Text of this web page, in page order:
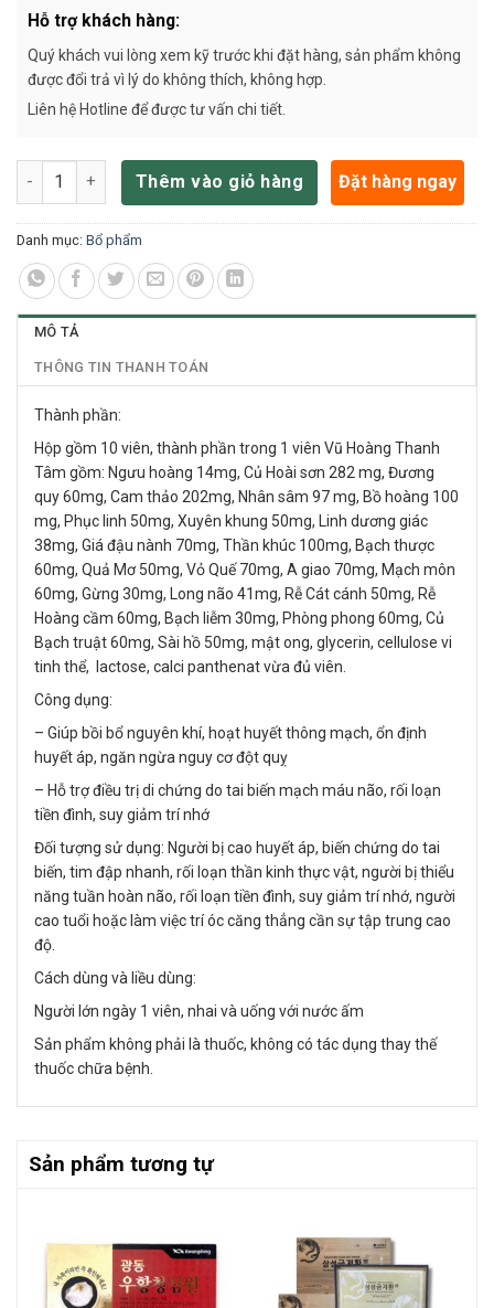
Hỗ trợ khách hàng:
Quý khách vui lòng xem kỹ trước khi đặt hàng, sản phẩm không
được đổi trả vì lý do không thích, không hợp.
Liên hệ Hotline để được tư vấn chi tiết.
An Cung Vũ Hoàng Thanh Tâm Kwangdong Hàn Quốc Hộp 10
Thêm vào giỏ hàng Đặt hàng ngay
Danh mục: Bổ phẩm
MÔ TẢ
THÔNG TIN THANH TOÁN
Thành phần:
Hộp gồm 10 viên, thành phần trong 1 viên Vũ Hoàng Thanh
Tâm gồm: Ngưu hoàng 14mg, Củ Hoài sơn 282 mg, Đương
quy 60mg, Cam thảo 202mg, Nhân sâm 97 mg, Bồ hoàng 100
mg, Phục linh 50mg, Xuyên khung 50mg, Linh dương giác
38mg, Giá đậu nành 70mg, Thần khúc 100mg, Bạch thược
60mg, Quả Mơ 50mg, Vỏ Quế 70mg, A giao 70mg, Mạch môn
60mg, Gừng 30mg, Long não 41mg, Rễ Cát cánh 50mg, Rễ
Hoàng cầm 60mg, Bạch liễm 30mg, Phòng phong 60mg, Củ
Bạch truật 60mg, Sài hồ 50mg, mật ong, glycerin, cellulose vi
tinh thể, lactose, calci panthenat vừa đủ viên.
Công dụng:
– Giúp bồi bổ nguyên khí, hoạt huyết thông mạch, ổn định
huyết áp, ngăn ngừa nguy cơ đột quỵ
– Hỗ trợ điều trị di chứng do tai biến mạch máu não, rối loạn
tiền đình, suy giảm trí nhớ
Đối tượng sử dụng: Người bị cao huyết áp, biến chứng do tai
biến, tim đập nhanh, rối loạn thần kinh thực vật, người bị thiểu
năng tuần hoàn não, rối loạn tiền đình, suy giảm trí nhớ, người
cao tuổi hoặc làm việc trí óc căng thẳng cần sự tập trung cao
độ.
Cách dùng và liều dùng:
Người lớn ngày 1 viên, nhai và uống với nước ấm
Sản phẩm không phải là thuốc, không có tác dụng thay thế
thuốc chữa bệnh.
Sản phẩm tương tự